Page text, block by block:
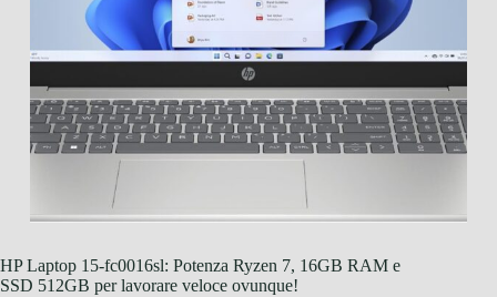
HP Laptop 15-fc0016sl: Potenza Ryzen 7, 16GB RAM e
SSD 512GB per lavorare veloce ovunque!